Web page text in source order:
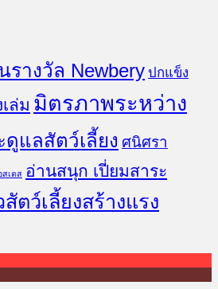
รางวัล Newbery ปกแข็ง
ล่ม มิตรภาพระหว่าง
ดูแลสัตว์เลี้ยง ศนิศรา
สเตส อ่านสนุก เปี่ยมสาระ
สัตว์เลี้ยงสร้างแรง